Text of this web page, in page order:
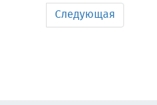
Следующая